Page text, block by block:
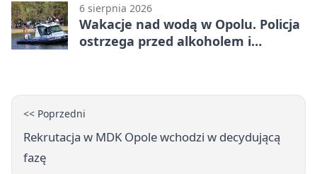
6 sierpnia 2026
Wakacje nad wodą w Opolu. Policja
ostrzega przed alkoholem i
<< Poprzedni
Rekrutacja w MDK Opole wchodzi w decydującą
fazę